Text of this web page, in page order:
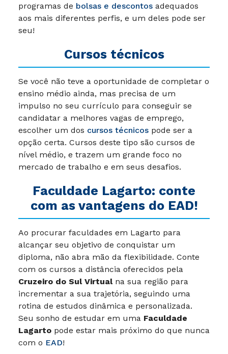
programas de bolsas e descontos adequados
aos mais diferentes perfis, e um deles pode ser
seu!
Cursos técnicos
Se você não teve a oportunidade de completar o
ensino médio ainda, mas precisa de um
impulso no seu currículo para conseguir se
candidatar a melhores vagas de emprego,
escolher um dos cursos técnicos pode ser a
opção certa. Cursos deste tipo são cursos de
nível médio, e trazem um grande foco no
mercado de trabalho e em seus desafios.
Faculdade Lagarto: conte
com as vantagens do EAD!
Ao procurar faculdades em Lagarto para
alcançar seu objetivo de conquistar um
diploma, não abra mão da flexibilidade. Conte
com os cursos a distância oferecidos pela
Cruzeiro do Sul Virtualna sua região para
incrementar a sua trajetória, seguindo uma
rotina de estudos dinâmica e personalizada.
Seu sonho de estudar em uma Faculdade
Lagarto pode estar mais próximo do que nunca
com o EAD!